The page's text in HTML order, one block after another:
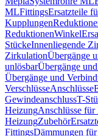
MLFittingsErsatzteile
Kupplungen
ReduktionenWinkel
StückeInnenliegende
ZirkulationÜbergänge
unlösbarÜbergänge
Übergänge und
VerschlüsseAnschlüsse
GewindeanschlussT-
HeizungAnschlüsse
HeizungZubehör
FittingsDämmungen